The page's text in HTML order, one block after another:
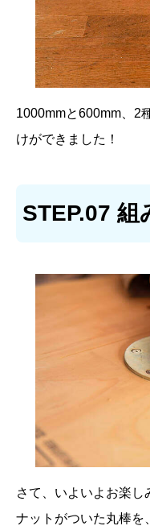
1000mmと600mm、2
けができました！
STEP.07 組
さて、いよいよお楽し
ナットがついた丸棒を